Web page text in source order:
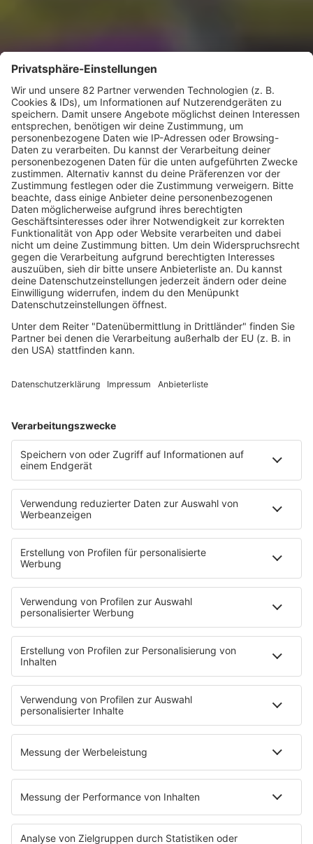
90s90s Pop Crimes
Fall 19: Dimebag Darrell – Attentat auf
der Bühne
Er prägte den Sound einer Generation – bis ein
fanatischer Ex-Marine die Bühne stürmte. Dimebag
Darrell: der Fall, der die Metalwelt schockierte.
mehr lesen
IMAGO / Rideaux_PicturePerfect
90s90s Pop Crimes
Fall 18: Rick James – Fünf Nächte Hölle
Vom Funk-Pionier zum verurteilten Täter: Die Rick-
James-Story zeigt, wie tief ein Popstar stürzen kann.
mehr lesen
IMAGO/AvalonRed